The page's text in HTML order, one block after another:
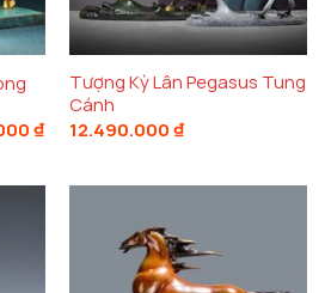
₫Khoảng
giá:
Tượng Kỳ Lân Pegasus Tung
Cánh
12.490.000 ₫